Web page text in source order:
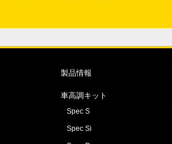
製品情報
車高調キット
Spec S
Spec Si